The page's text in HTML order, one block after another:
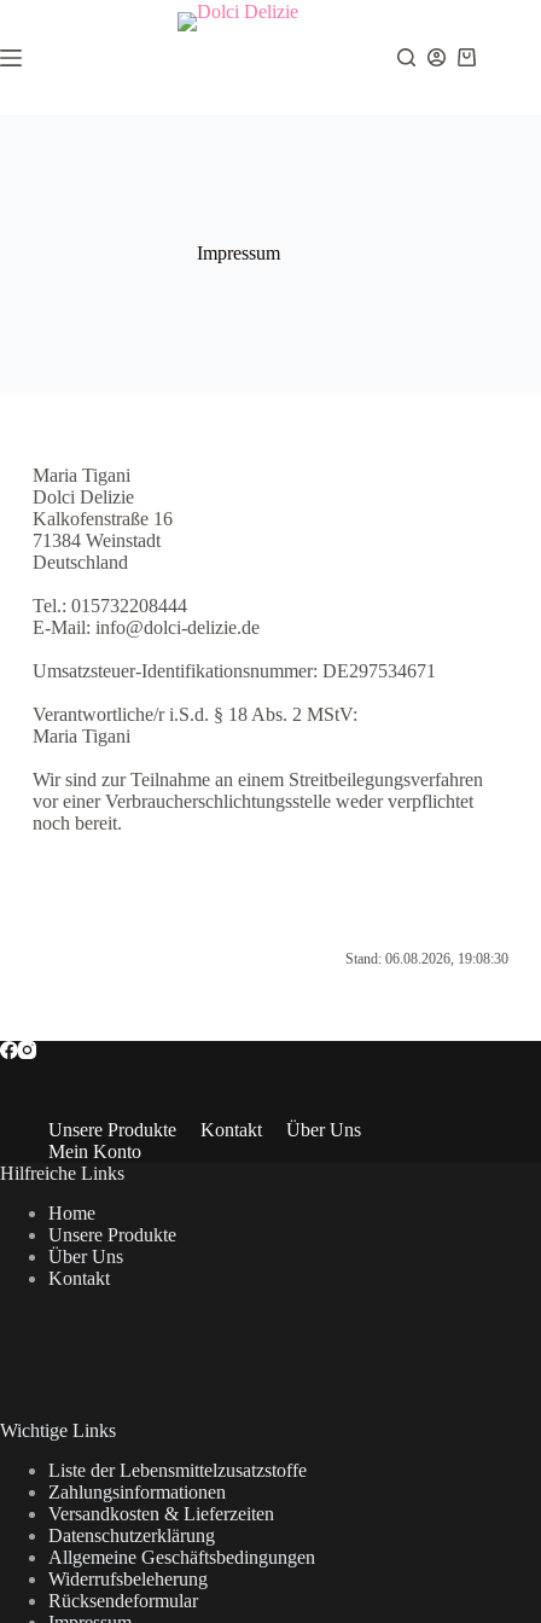
Impressum
Maria Tigani
Dolci Delizie
Kalkofenstraße 16
71384 Weinstadt
Deutschland
Tel.: 015732208444
E-Mail: info@dolci-delizie.de
Umsatzsteuer-Identifikationsnummer: DE297534671
Verantwortliche/r i.S.d. § 18 Abs. 2 MStV:
Maria Tigani
Wir sind zur Teilnahme an einem Streitbeilegungsverfahren
vor einer Verbraucherschlichtungsstelle weder verpflichtet
noch bereit.
Stand: 06.08.2026, 19:08:30
Unsere Produkte Kontakt
Über Uns
Mein Konto
Hilfreiche Links
Home
Unsere Produkte
Über Uns
Kontakt
Wichtige Links
Liste der Lebensmittelzusatzstoffe
Zahlungsinformationen
Versandkosten & Lieferzeiten
Datenschutzerklärung
Allgemeine Geschäftsbedingungen
Widerrufsbeleherung
Rücksendeformular